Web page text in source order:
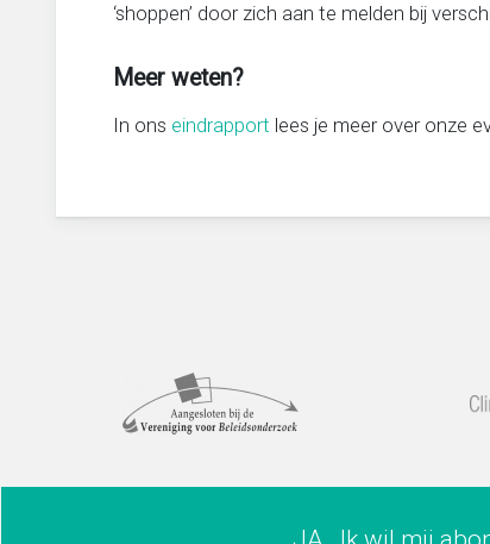
‘shoppen’ door zich aan te melden bij
Meer weten?
In ons eindrapport lees je meer over onze